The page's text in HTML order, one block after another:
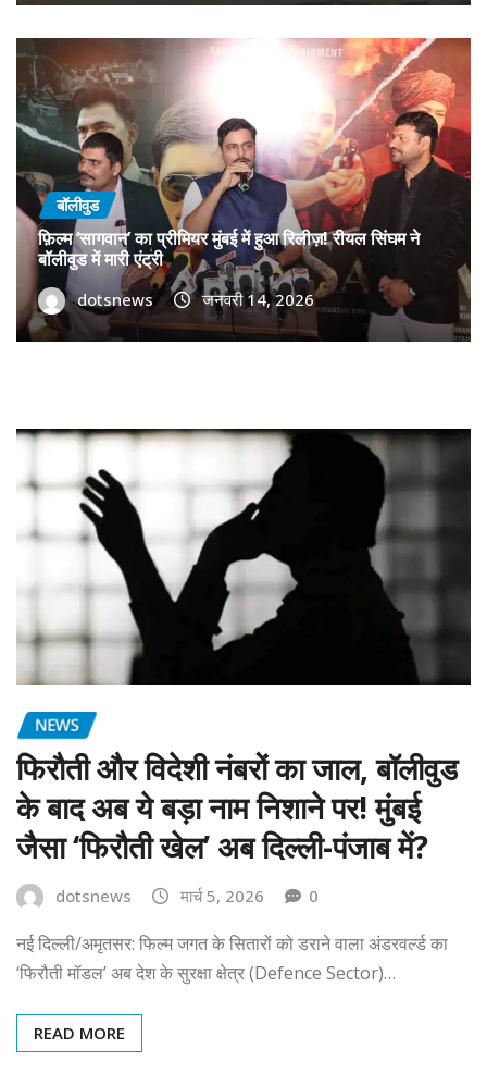
बॉलीवुड
फ़िल्म ‘सागवान’ का प्रीमियर मुंबई में हुआ रिलीज़! रीयल सिंघम ने
बॉलीवुड में मारी एंट्री
dotsnews जनवरी 14, 2026
NEWS
फिरौती और विदेशी नंबरों का जाल, बॉलीवुड
के बाद अब ये बड़ा नाम निशाने पर! मुंबई
जैसा ‘फिरौती खेल’ अब दिल्ली-पंजाब में?
dotsnews मार्च 5, 2026 0
नई दिल्ली/अमृतसर: फिल्म जगत के सितारों को डराने वाला अंडरवर्ल्ड का
‘फिरौती मॉडल’ अब देश के सुरक्षा क्षेत्र (Defence Sector)…
READ MORE